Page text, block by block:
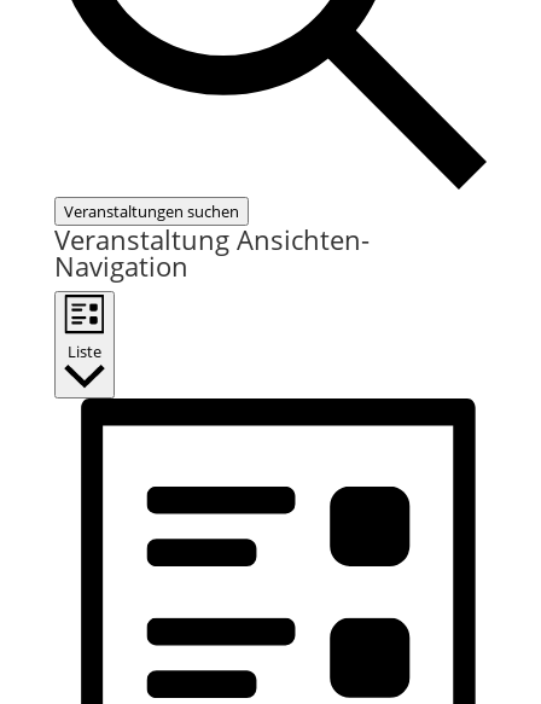
Veranstaltungen suchen
Veranstaltung Ansichten-
Navigation
Liste